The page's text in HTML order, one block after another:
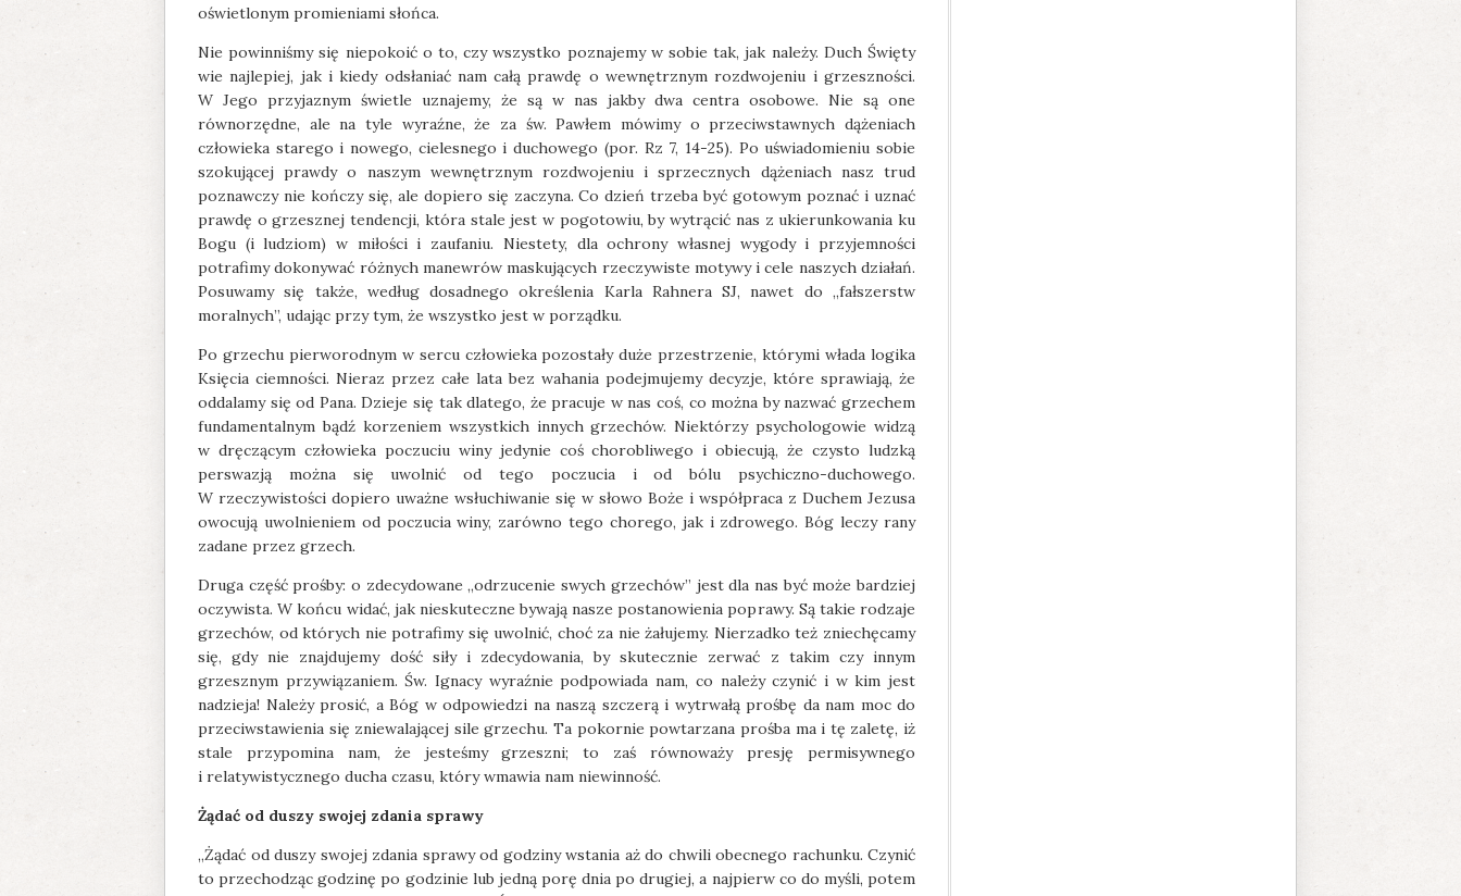
oświetlonym promieniami słońca.
Nie powinniśmy się niepokoić o to, czy wszystko poznajemy w sobie tak, jak należy. Duch Święty
wie najlepiej, jak i kiedy odsłaniać nam całą prawdę o wewnętrznym rozdwojeniu i grzeszności.
W Jego przyjaznym świetle uznajemy, że są w nas jakby dwa centra osobowe. Nie są one
równorzędne, ale na tyle wyraźne, że za św. Pawłem mówimy o przeciwstawnych dążeniach
człowieka starego i nowego, cielesnego i duchowego (por. Rz 7, 14-25). Po uświadomieniu sobie
szokującej prawdy o naszym wewnętrznym rozdwojeniu i sprzecznych dążeniach nasz trud
poznawczy nie kończy się, ale dopiero się zaczyna. Co dzień trzeba być gotowym poznać i uznać
prawdę o grzesznej tendencji, która stale jest w pogotowiu, by wytrącić nas z ukierunkowania ku
Bogu (i ludziom) w miłości i zaufaniu. Niestety, dla ochrony własnej wygody i przyjemności
potrafimy dokonywać różnych manewrów maskujących rzeczywiste motywy i cele naszych działań.
Posuwamy się także, według dosadnego określenia Karla Rahnera SJ, nawet do „fałszerstw
moralnych”, udając przy tym, że wszystko jest w porządku.
Po grzechu pierworodnym w sercu człowieka pozostały duże przestrzenie, którymi włada logika
Księcia ciemności. Nieraz przez całe lata bez wahania podejmujemy decyzje, które sprawiają, że
oddalamy się od Pana. Dzieje się tak dlatego, że pracuje w nas coś, co można by nazwać grzechem
fundamentalnym bądź korzeniem wszystkich innych grzechów. Niektórzy psychologowie widzą
w dręczącym człowieka poczuciu winy jedynie coś chorobliwego i obiecują, że czysto ludzką
perswazją można się uwolnić od tego poczucia i od bólu psychiczno-duchowego.
W rzeczywistości dopiero uważne wsłuchiwanie się w słowo Boże i współpraca z Duchem Jezusa
owocują uwolnieniem od poczucia winy, zarówno tego chorego, jak i zdrowego. Bóg leczy rany
zadane przez grzech.
Druga część prośby: o zdecydowane „odrzucenie swych grzechów” jest dla nas być może bardziej
oczywista. W końcu widać, jak nieskuteczne bywają nasze postanowienia poprawy. Są takie rodzaje
grzechów, od których nie potrafimy się uwolnić, choć za nie żałujemy. Nierzadko też zniechęcamy
się, gdy nie znajdujemy dość siły i zdecydowania, by skutecznie zerwać z takim czy innym
grzesznym przywiązaniem. Św. Ignacy wyraźnie podpowiada nam, co należy czynić i w kim jest
nadzieja! Należy prosić, a Bóg w odpowiedzi na naszą szczerą i wytrwałą prośbę da nam moc do
przeciwstawienia się zniewalającej sile grzechu. Ta pokornie powtarzana prośba ma i tę zaletę, iż
stale przypomina nam, że jesteśmy grzeszni; to zaś równoważy presję permisywnego
i relatywistycznego ducha czasu, który wmawia nam niewinność.
Żądać od duszy swojej zdania sprawy
„Żądać od duszy swojej zdania sprawy od godziny wstania aż do chwili obecnego rachunku. Czynić
to przechodząc godzinę po godzinie lub jedną porę dnia po drugiej, a najpierw co do myśli, potem